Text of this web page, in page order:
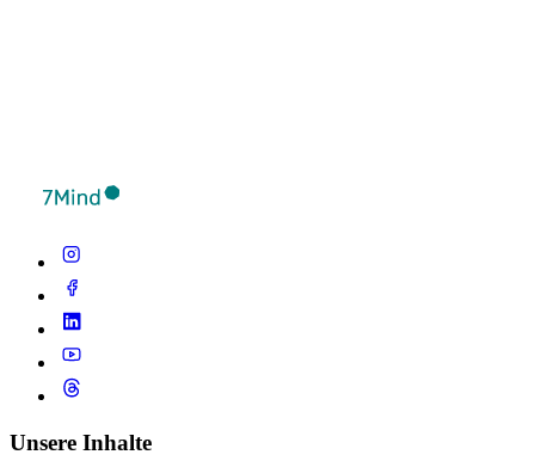
Unsere Inhalte